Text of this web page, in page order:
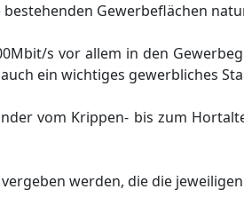
Gewerbeflächen
s vor allem in den
ein wichtiges gewerbliches
vom Krippen- bis zum
werden, die die